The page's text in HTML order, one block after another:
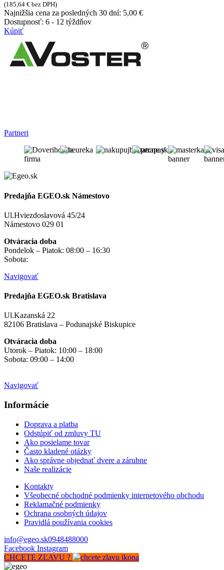
(185,64 € bez DPH)
Najnižšia cena za posledných 30 dní: 5,00 €
Dostupnosť: 6 - 12 týždňov
Kúpiť
Partneri
Predajňa EGEO.sk Námestovo
Ul.Hviezdoslavová 45/24
Námestovo 029 01
Otváracia doba
Pondelok – Piatok: 08:00 – 16:30
Sobota:
Navigovať
Predajňa EGEO.sk Bratislava
Ul.Kazanská 22
82106 Bratislava – Podunajské Biskupice
Otváracia doba
Utorok – Piatok: 10:00 – 18:00
Sobota: 09:00 – 14:00
Navigovať
Informácie
Doprava a platba
Odstúpiť od zmluvy TU
Ako posielame tovar
Často kladené otázky
Ako správne objednať dvere a zárubne
Naše realizácie
Kontakty
Všeobecné obchodné podmienky internetového obchodu
Reklamačné podmienky
Ochrana osobných údajov
Pravidlá používania cookies
info@egeo.sk0948488000
Facebook Instagram
CHCETE ZĽAVU ?